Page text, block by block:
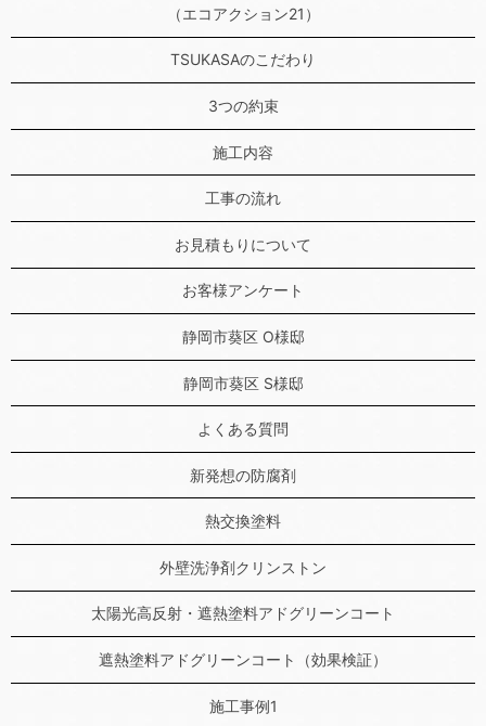
（エコアクション21）
TSUKASAのこだわり
3つの約束
施工内容
工事の流れ
お見積もりについて
お客様アンケート
静岡市葵区 O様邸
静岡市葵区 S様邸
よくある質問
新発想の防腐剤
熱交換塗料
外壁洗浄剤クリンストン
太陽光高反射・遮熱塗料アドグリーンコート
遮熱塗料アドグリーンコート（効果検証）
施工事例1